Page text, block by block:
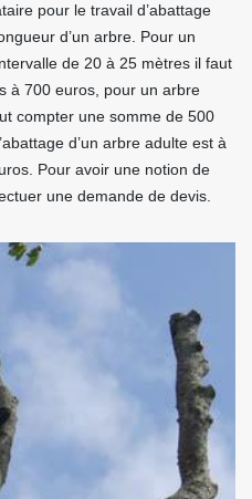
pour le travail d’abattage
d’un arbre. Pour un
de 20 à 25 mètres il faut
à 700 euros, pour un arbre
compter une somme de 500
d’un arbre adulte est à
Pour avoir une notion de
une demande de devis.